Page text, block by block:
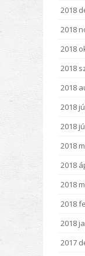
2018
2018
2018
2018
2018
2018
2018
2018
2018
2018
2018
2018
2017